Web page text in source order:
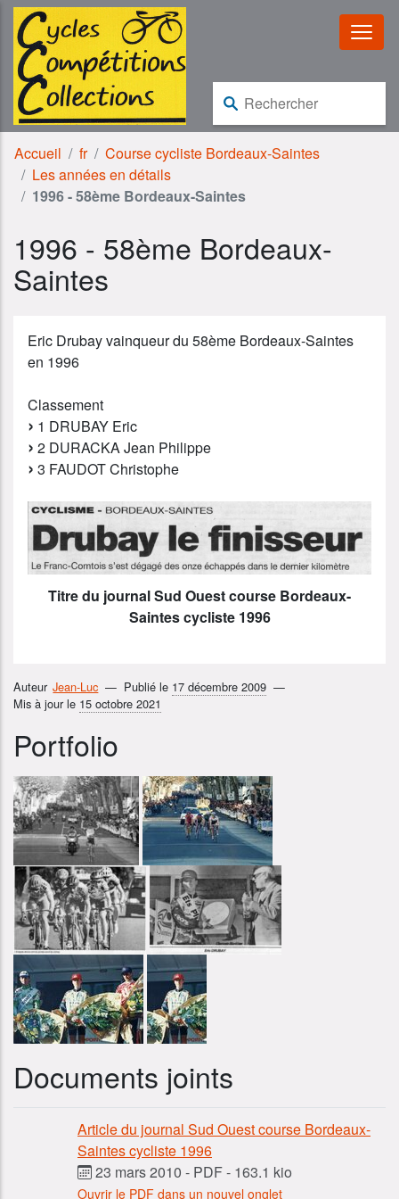
Aller au contenu
Aller à la navigation
Rechercher :
Accueil fr
Course cycliste Bordeaux-Saintes
Les années en détails
1996 - 58ème Bordeaux-Saintes
1996 - 58ème Bordeaux-
Saintes
Eric Drubay vainqueur du 58ème Bordeaux-Saintes
en 1996
Classement
1 DRUBAY Eric
2 DURACKA Jean Philippe
3 FAUDOT Christophe
Titre du journal Sud Ouest course Bordeaux-
Saintes cycliste 1996
Auteur Jean-Luc Publié le 17 décembre 2009
Mis à jour le 15 octobre 2021
Portfolio
Documents joints
Article du journal Sud Ouest course Bordeaux-
Saintes cycliste 1996
23 mars 2010 - PDF- 163.1 kio
Ouvrir le PDF dans un nouvel onglet